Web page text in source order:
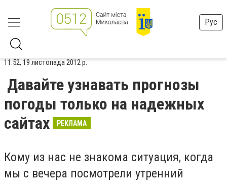
Рус
11:52, 19 листопада 2012 р.
Давайте узнавать прогнозы
погоды только на надежных
сайтах
РЕКЛАМА
Кому из нас не знакома ситуация, когда
мы с вечера посмотрели утренний